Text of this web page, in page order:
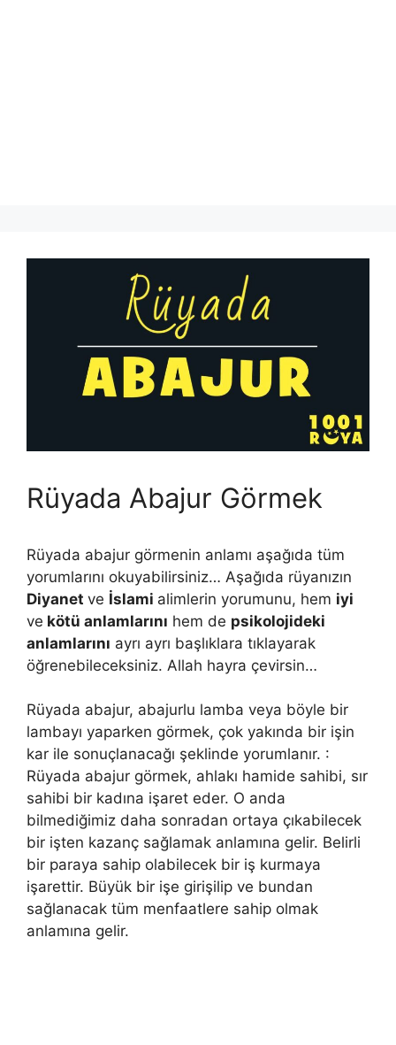
Rüyada Abajur Görmek
Rüyada abajur görmenin anlamı aşağıda tüm
yorumlarını okuyabilirsiniz… Aşağıda rüyanızın
Diyanet ve İslami alimlerin yorumunu, hem iyi
ve kötü anlamlarını hem de psikolojideki
anlamlarını ayrı ayrı başlıklara tıklayarak
öğrenebileceksiniz. Allah hayra çevirsin…
Rüyada abajur, abajurlu lamba veya böyle bir
lambayı yaparken görmek, çok yakında bir işin
kar ile sonuçlanacağı şeklinde yorumlanır. :
Rüyada abajur görmek, ahlakı hamide sahibi, sır
sahibi bir kadına işaret eder. O anda
bilmediğimiz daha sonradan ortaya çıkabilecek
bir iş­ten kazanç sağlamak anlamına gelir. Belirli
bir paraya sahip olabilecek bir iş kurmaya
işarettir. Büyük bir işe girişilip ve bundan
sağlanacak tüm menfaatlere sahip olmak
anlamına gelir.